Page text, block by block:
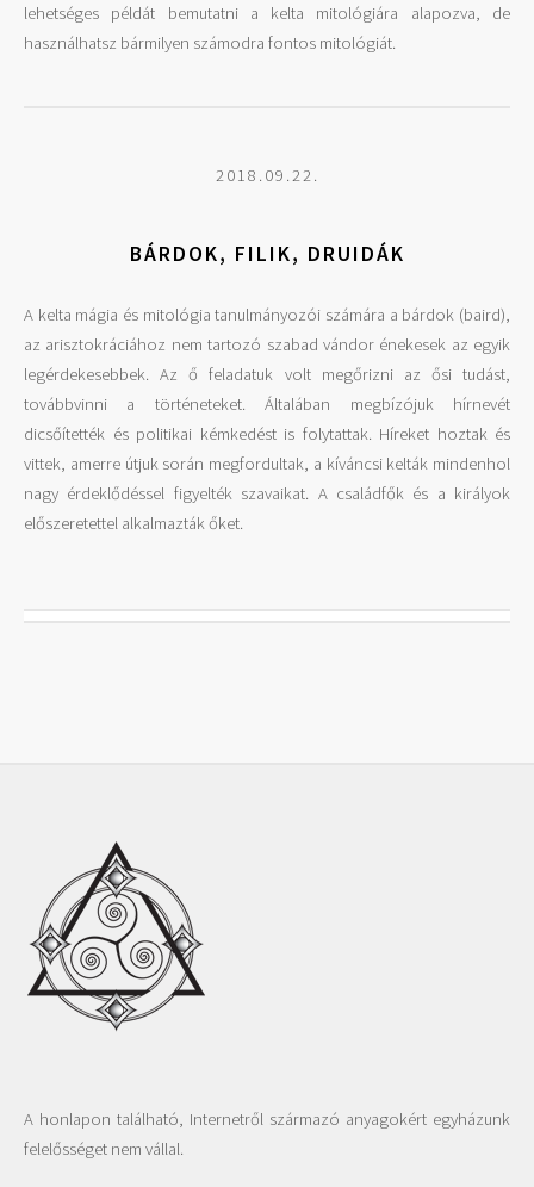
lehetséges példát bemutatni a kelta mitológiára alapozva, de
használhatsz bármilyen számodra fontos mitológiát.
2018.09.22.
BÁRDOK, FILIK, DRUIDÁK
A kelta mágia és mitológia tanulmányozói számára a bárdok (baird),
az arisztokráciához nem tartozó szabad vándor énekesek az egyik
legérdekesebbek. Az ő feladatuk volt megőrizni az ősi tudást,
továbbvinni a történeteket. Általában megbízójuk hírnevét
dicsőítették és politikai kémkedést is folytattak. Híreket hoztak és
vittek, amerre útjuk során megfordultak, a kíváncsi kelták mindenhol
nagy érdeklődéssel figyelték szavaikat. A családfők és a királyok
előszeretettel alkalmazták őket.
A honlapon található, Internetről származó anyagokért egyházunk
felelősséget nem vállal.